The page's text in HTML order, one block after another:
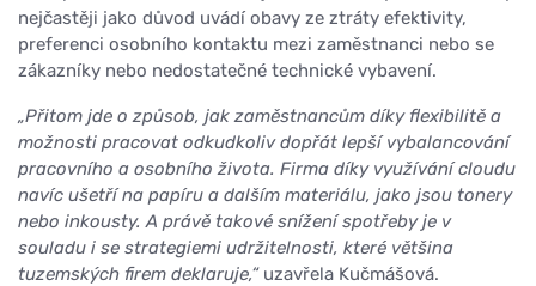
nejčastěji jako důvod uvádí obavy ze ztráty efektivity,
preferenci osobního kontaktu mezi zaměstnanci nebo se
zákazníky nebo nedostatečné technické vybavení.
„Přitom jde o způsob, jak zaměstnancům díky flexibilitě a
možnosti pracovat odkudkoliv dopřát lepší vybalancování
pracovního a osobního života. Firma díky využívání cloudu
navíc ušetří na papíru a dalším materiálu, jako jsou tonery
nebo inkousty. A právě takové snížení spotřeby je v
souladu i se strategiemi udržitelnosti, které většina
tuzemských firem deklaruje,“uzavřela Kučmášová.